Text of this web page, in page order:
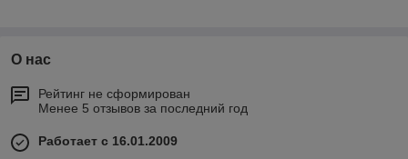
О нас
Рейтинг не сформирован
Менее 5 отзывов за последний год
Работает с 16.01.2009